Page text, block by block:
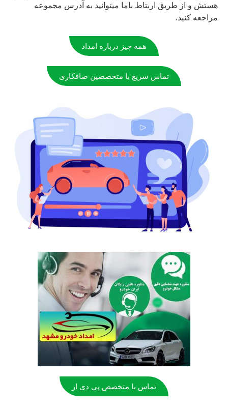
هستش و از طریق اربتاط باما میتوانید به آدرس مجموعه
مراجعه کنید.
همه چیز درباره امداد
تماس سریع با متخصصین صافکاری
تماس با متخصص پی دی ار